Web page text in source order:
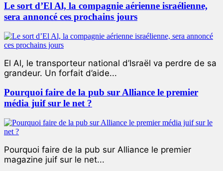
Le sort d’El Al, la compagnie aérienne israélienne,
sera annoncé ces prochains jours
El Al, le transporteur national d’Israël va perdre de sa
grandeur. Un forfait d’aide...
Pourquoi faire de la pub sur Alliance le premier
média juif sur le net ?
Pourquoi faire de la pub sur Alliance le premier
magazine juif sur le net...